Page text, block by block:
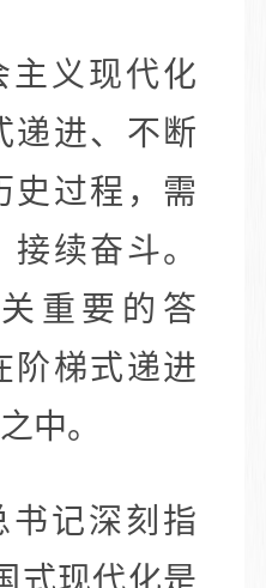
主义现代化
递进、不断
史过程，需
续奋斗。
重要的答
阶梯式递进
中。
书记深刻指
式现代化是